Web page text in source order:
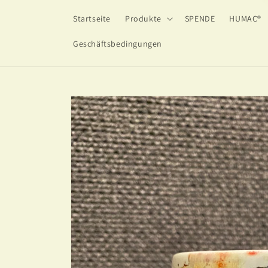
Startseite Produkte SPENDE HUMAC®
Geschäftsbedingungen
Zu
Produktinformationen
springen